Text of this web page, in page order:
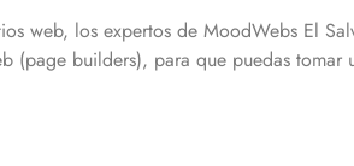
web, los expertos de MoodWebs El
(page builders), para que puedas